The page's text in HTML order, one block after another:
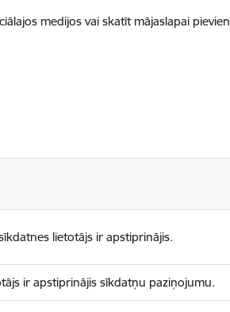
medijos vai skatīt mājaslapai
lietotājs ir apstiprinājis.
ir apstiprinājis sīkdatņu paziņojumu.